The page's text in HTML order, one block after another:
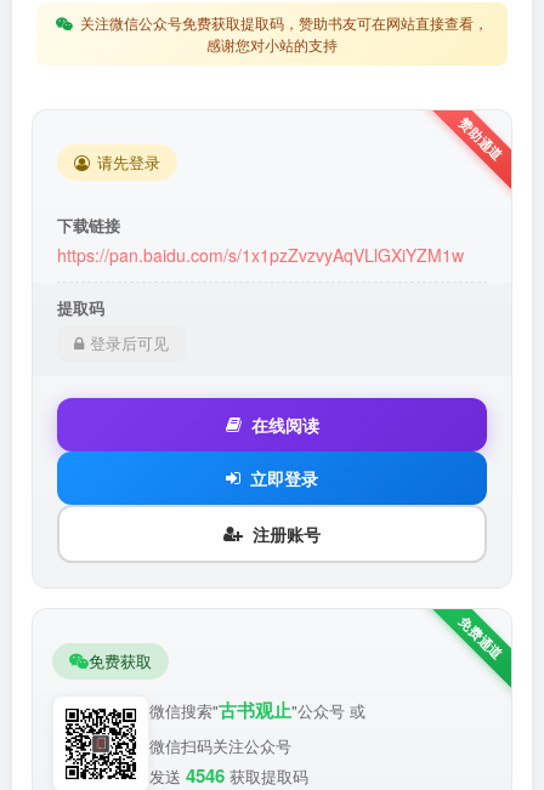
关注微信公众号免费获取提取码，赞助书友可在网站直接查看，
感谢您对小站的支持
请先登录
下载链接
https://pan.baidu.com/s/1x1pzZvzvyAqVLlGXiYZM1w
提取码
登录后可见
在线阅读
立即登录
注册账号
免费获取
微信搜索"古书观止"公众号 或
微信扫码关注公众号
发送 4546 获取提取码